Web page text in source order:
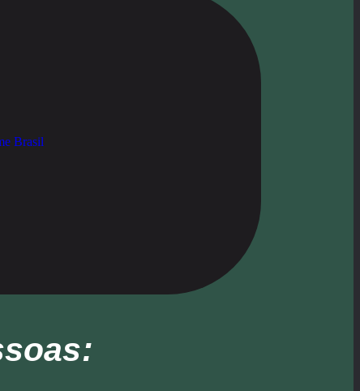
: